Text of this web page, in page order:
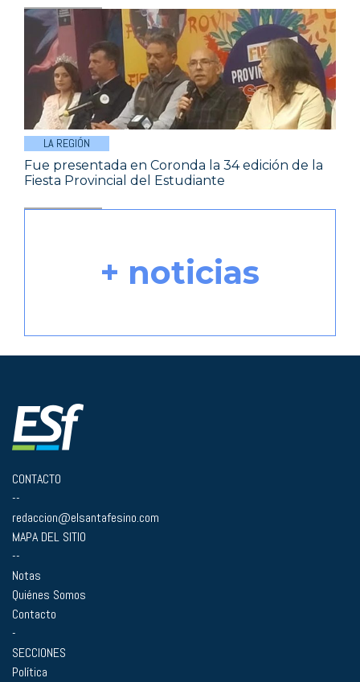
LA REGIÓN
Fue presentada en Coronda la 34 edición de la
Fiesta Provincial del Estudiante
+ noticias
CONTACTO
--
redaccion@elsantafesino.com
MAPA DEL SITIO
--
Notas
Quiénes Somos
Contacto
-
SECCIONES
Política